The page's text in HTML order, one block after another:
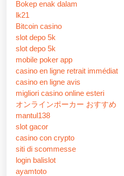
Bokep enak dalam
lk21
Bitcoin casino
slot depo 5k
slot depo 5k
mobile poker app
casino en ligne retrait immédiat
casino en ligne avis
migliori casino online esteri
オンラインポーカー おすすめ
mantul138
slot gacor
casino con crypto
siti di scommesse
login balislot
ayamtoto